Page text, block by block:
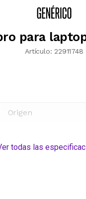
para
Artículo: 22911748
Origen
todas las